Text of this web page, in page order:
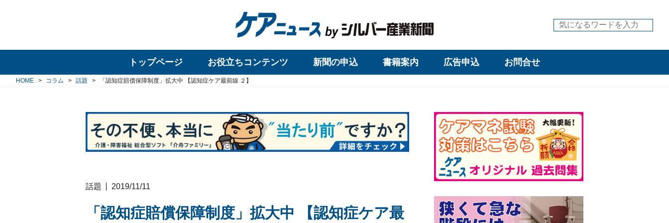
トップページ お役立ちコンテンツ 新聞の申込 書籍案内 広告申込 お問合せ
HOME コラム 話題 「認知症賠償保障制度」拡大中 【認知症ケア最前線 ２】
話題 2019/11/11
「認知症賠償保障制度」拡大中 【認知症ケア最